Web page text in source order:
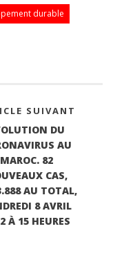
durable
SUIVANT
DU
AU
MAROC. 82
CAS,
AU TOTAL,
8 AVRIL
À 15 HEURES